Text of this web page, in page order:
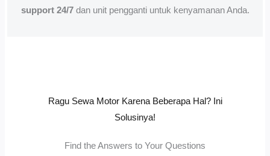
support 24/7dan unit pengganti untuk kenyamanan Anda.
Ragu Sewa Motor Karena Beberapa Hal? Ini
Solusinya!
Find the Answers to Your Questions